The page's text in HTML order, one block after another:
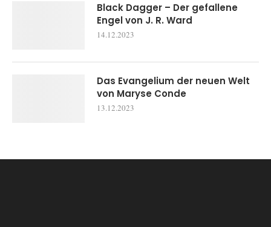
Black Dagger – Der gefallene
Engel von J. R. Ward
14.12.2023
Das Evangelium der neuen Welt
von Maryse Conde
13.12.2023